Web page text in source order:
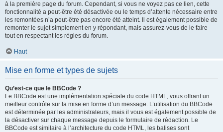
à la première page du forum. Cependant, si vous ne voyez pas ce lien, cette
fonctionnalité a peut-être été désactivée ou le temps d’attente nécessaire entre
les remontées n’a peut-être pas encore été atteint. Il est également possible de
remonter le sujet simplement en y répondant, mais assurez-vous de le faire
tout en respectant les règles du forum.
Haut
Mise en forme et types de sujets
Qu’est-ce que le BBCode ?
Le BBCode est une implémentation spéciale du code HTML, vous offrant un
meilleur contrôle sur la mise en forme d’un message. L’utilisation du BBCode
est déterminée par les administrateurs, mais il vous est également possible de
la désactiver sur chaque message depuis le formulaire de rédaction. Le
BBCode est similaire à l’architecture du code HTML, les balises sont